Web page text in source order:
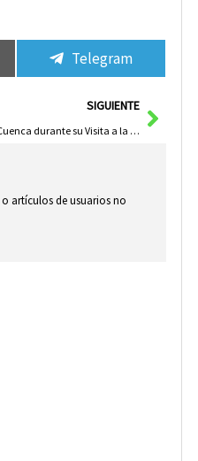
Telegram
SIGUIENTE
Tolón Resalta el Trabajo de la Guardia Civil en Cuenca durante su Visita a la Comandancia.
artículos de usuarios no